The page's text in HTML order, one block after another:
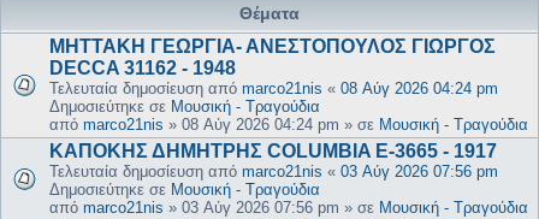
Θέματα
ΜΗΤΤΑΚΗ ΓΕΩΡΓΙΑ- ΑΝΕΣΤΟΠΟΥΛΟΣ ΓΙΩΡΓΟΣ
DECCA 31162 - 1948
Τελευταία δημοσίευση από marco21nis « 08 Αύγ 2026 04:24 pm
Δημοσιεύτηκε σε Μουσική - Τραγούδια
από marco21nis » 08 Αύγ 2026 04:24 pm » σε Μουσική - Τραγούδια
ΚΑΠΟΚΗΣ ΔΗΜΗΤΡΗΣ COLUMBIA E-3665 - 1917
Τελευταία δημοσίευση από marco21nis « 03 Αύγ 2026 07:56 pm
Δημοσιεύτηκε σε Μουσική - Τραγούδια
από marco21nis » 03 Αύγ 2026 07:56 pm » σε Μουσική - Τραγούδια